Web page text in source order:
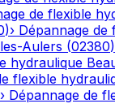
de flexible
)› Dépannage de
Aulers (02380)
hydraulique
flexible
› Dépannage de